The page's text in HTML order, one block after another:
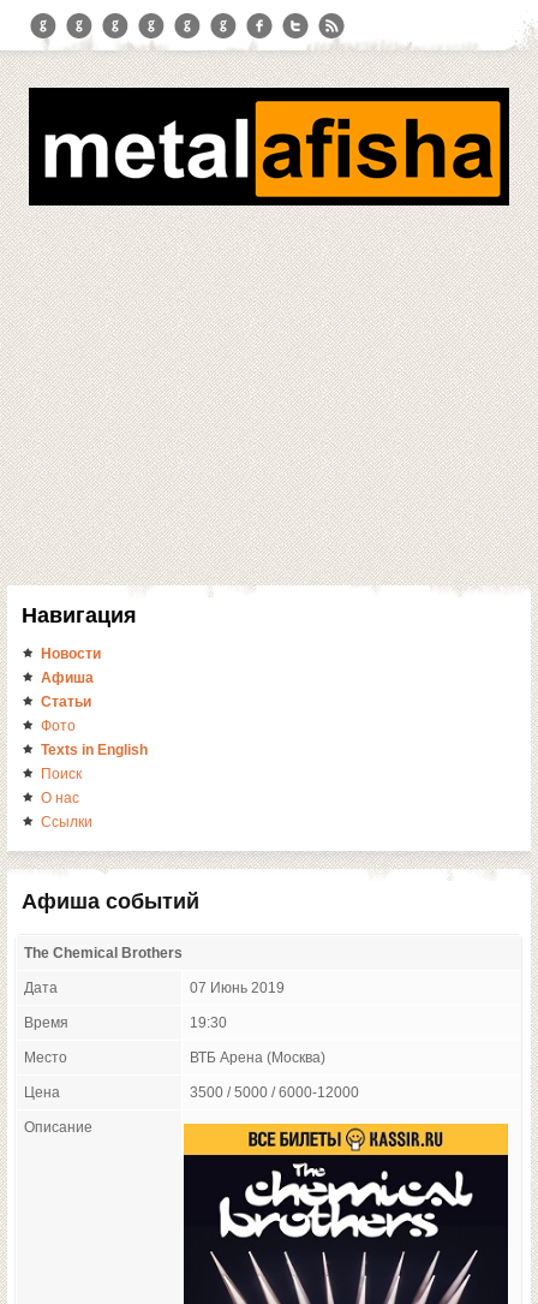
Навигация
Новости
Афиша
Статьи
Фото
Texts in English
Поиск
О нас
Ссылки
Афиша событий
The Chemical Brothers
Дата 07 Июнь 2019
Время 19:30
Место ВТБ Арена (Москва)
Цена 3500 / 5000 / 6000-12000
Описание